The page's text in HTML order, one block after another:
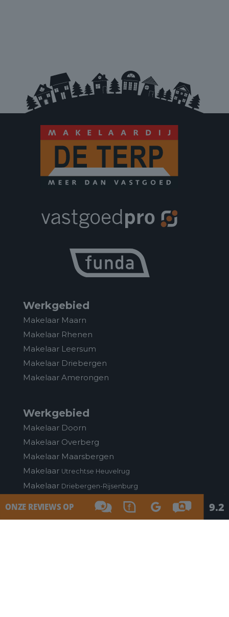
Werkgebied
Makelaar Maarn
Makelaar Rhenen
Makelaar Leersum
Makelaar Driebergen
Makelaar Amerongen
Werkgebied
Makelaar Doorn
Makelaar Overberg
Makelaar Maarsbergen
Makelaar Utrechtse Heuvelrug
Makelaar Driebergen-Rijsenburg
Makelaardij de Terp